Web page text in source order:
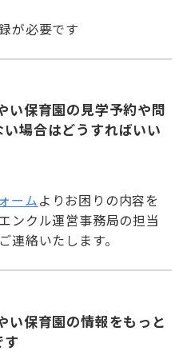
が必要です
い保育園の見学予約や問
場合はどうすればいい
ームよりお困りの内容を
ンクル運営事務局の担当
連絡いたします。
い保育園の情報をもっと
す